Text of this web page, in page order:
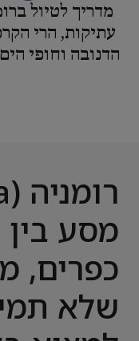
מדריך לטיול
עתיקות, הרי
הדנובה וחופי
מסע בין
כפרים,
שלא